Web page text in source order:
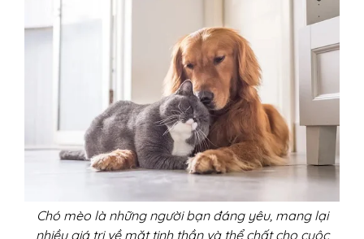
Chó mèo là những người bạn đáng yêu, mang lại
nhiều giá trị về mặt tinh thần và thể chất cho cuộc